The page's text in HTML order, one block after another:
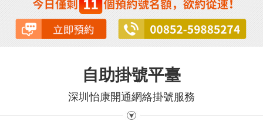
自助掛號平臺
深圳怡康開通網絡掛號服務